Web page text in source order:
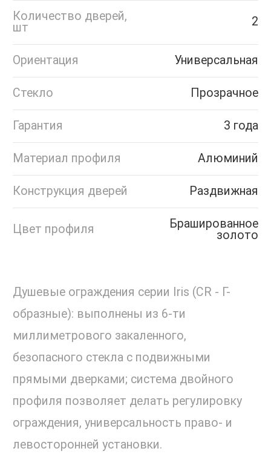
Количество дверей,
шт
2
Ориентация Универсальная
Стекло Прозрачное
Гарантия 3 года
Материал профиля Алюминий
Конструкция дверей Раздвижная
Цвет профиля
Брашированное
золото
Душевые ограждения серии Iris (СR - Г-
образные): выполнены из 6-ти
миллиметрового закаленного,
безопасного стекла с подвижными
прямыми дверками; система двойного
профиля позволяет делать регулировку
ограждения, универсальность право- и
левосторонней установки.